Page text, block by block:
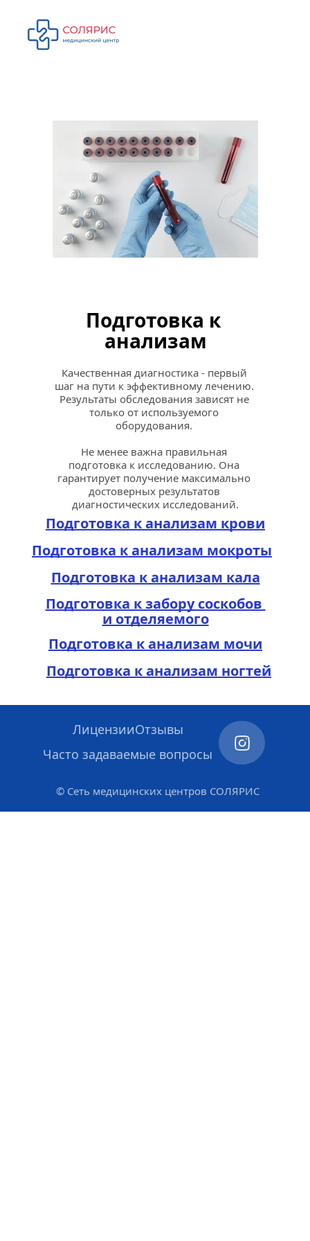
Подготовка к
анализам
Подготовка к анализам крови
Подготовка к анализам мокроты
Подготовка к анализам кала
Качественная диагностика - первый
шаг на пути к эффективному лечению.
Результаты обследования зависят не
только от используемого
оборудования.
Не менее важна правильная
подготовка к исследованию. Она
гарантирует получение максимально
достоверных результатов
диагностических исследований.
Подготовка к анализам мочи
Подготовка к анализам ногтей
Подготовка к забору соскобов
и отделяемого
ЛицензииОтзывы
Часто задаваемые вопросы
© Сеть медицинских центров СОЛЯРИС